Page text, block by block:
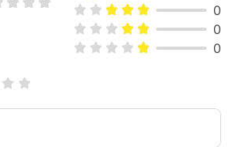
0
0
0